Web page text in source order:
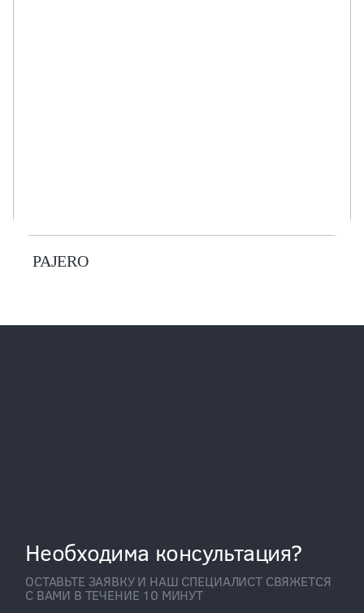
PAJERO
Необходима консультация?
ОСТАВЬТЕ ЗАЯВКУ И НАШ СПЕЦИАЛИСТ СВЯЖЕТСЯ
С ВАМИ В ТЕЧЕНИЕ 10 МИНУТ